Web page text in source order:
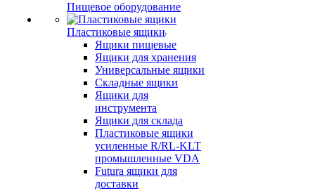
Пищевое оборудование
Пластиковые ящики
Ящики пищевые
Ящики для хранения
Универсальные ящики
Складные ящики
Ящики для
инструмента
Ящики для склада
Пластиковые ящики
усиленные R/RL-KLT
промышленные VDA
Futura ящики для
доставки